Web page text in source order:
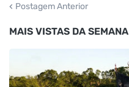
Postagem Anterior
MAIS VISTAS DA SEMANA